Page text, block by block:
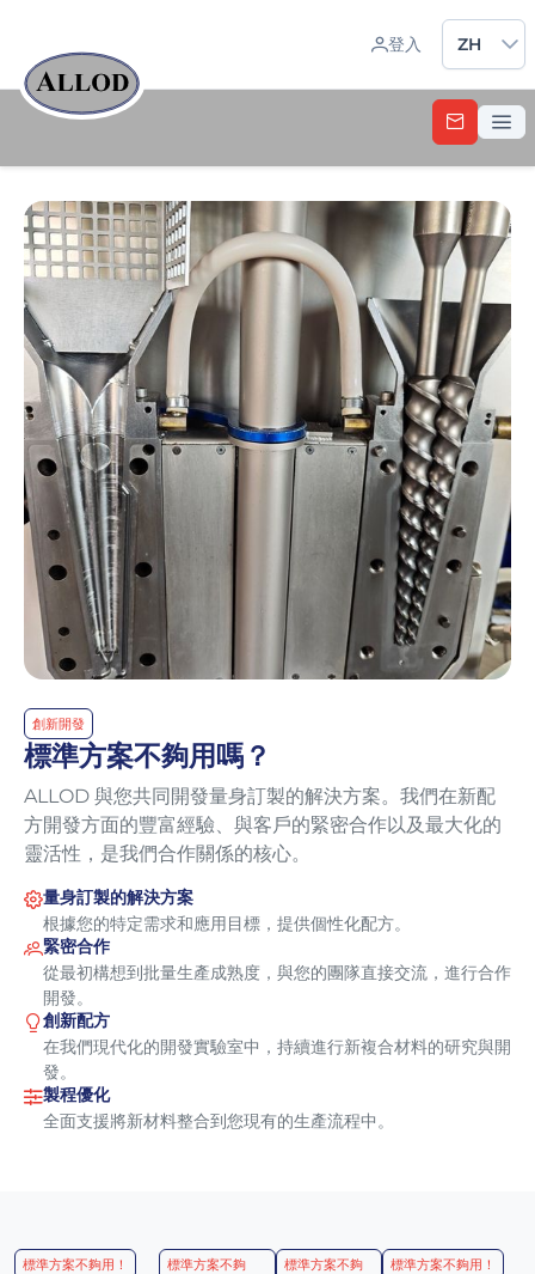
登入
Sprache
ZH
創新開發
標準方案不夠用嗎？
ALLOD 與您共同開發量身訂製的解決方案。我們在新配
方開發方面的豐富經驗、與客戶的緊密合作以及最大化的
靈活性，是我們合作關係的核心。
量身訂製的解決方案
根據您的特定需求和應用目標，提供個性化配方。
緊密合作
從最初構想到批量生產成熟度，與您的團隊直接交流，進行合作
開發。
創新配方
在我們現代化的開發實驗室中，持續進行新複合材料的研究與開
發。
製程優化
全面支援將新材料整合到您現有的生產流程中。
標準方案不夠用！
標準方案不夠
標準方案不夠
標準方案不夠用！